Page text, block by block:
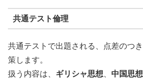
共通テスト倫理
共通テストで出題される、点差のつ
策します。
扱う内容は、 ギリシャ思想 中国思